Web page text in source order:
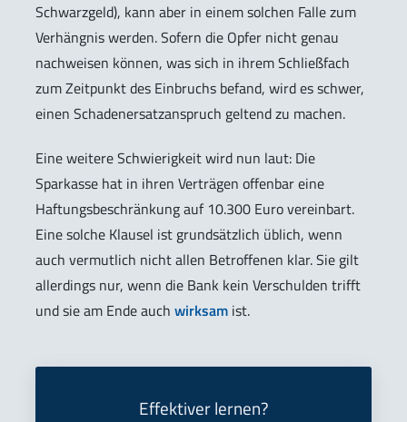
Schwarzgeld), kann aber in einem solchen Falle zum
Verhängnis werden. Sofern die Opfer nicht genau
nachweisen können, was sich in ihrem Schließfach
zum Zeitpunkt des Einbruchs befand, wird es schwer,
einen Schadenersatzanspruch geltend zu machen.
Eine weitere Schwierigkeit wird nun laut: Die
Sparkasse hat in ihren Verträgen offenbar eine
Haftungsbeschränkung auf 10.300 Euro vereinbart.
Eine solche Klausel ist grundsätzlich üblich, wenn
auch vermutlich nicht allen Betroffenen klar. Sie gilt
allerdings nur, wenn die Bank kein Verschulden trifft
und sie am Ende auch wirksam ist.
Effektiver lernen?